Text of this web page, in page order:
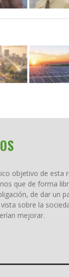
objetivo de esta
que de forma
de dar un
sobre la
mejorar.